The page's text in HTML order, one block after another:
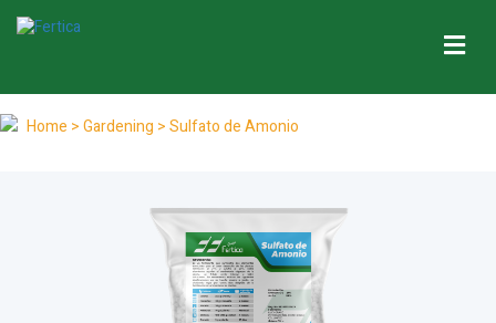
Home > Gardening > Sulfato de Amonio